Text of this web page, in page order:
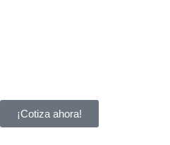
¡Cotiza ahora!